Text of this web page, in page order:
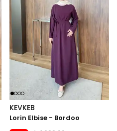
KEVKEB
Lorin Elbise - Bordoo